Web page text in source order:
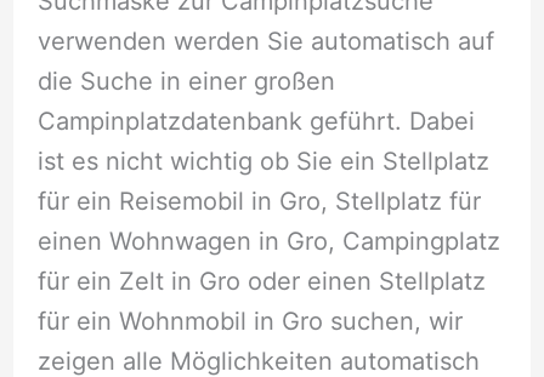
verwenden werden Sie automatisch auf
die Suche in einer großen
Campinplatzdatenbank geführt. Dabei
ist es nicht wichtig ob Sie ein Stellplatz
für ein Reisemobil in Gro, Stellplatz für
einen Wohnwagen in Gro, Campingplatz
für ein Zelt in Gro oder einen Stellplatz
für ein Wohnmobil in Gro suchen, wir
zeigen alle Möglichkeiten automatisch